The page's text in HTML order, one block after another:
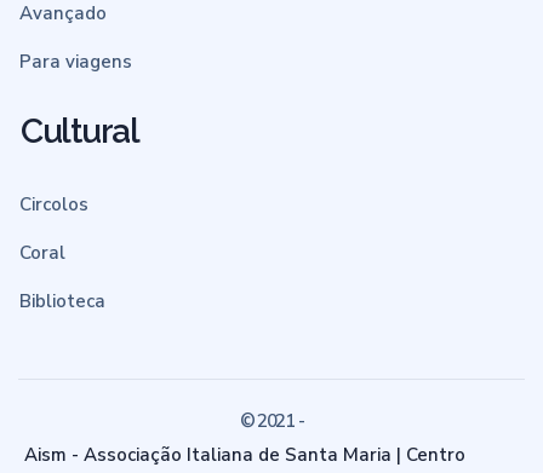
Avançado
Para viagens
Cultural
Circolos
Coral
Biblioteca
© 2021 -
Aism - Associação Italiana de Santa Maria | Centro